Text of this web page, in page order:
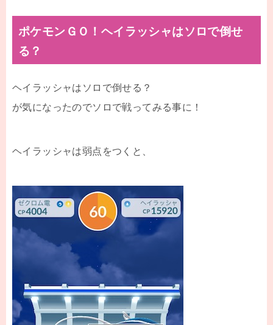
ポケモンＧＯ！ヘイラッシャはソロで倒せ
る？
ヘイラッシャはソロで倒せる？
が気になったのでソロで戦ってみる事に！
ヘイラッシャは弱点をつくと、